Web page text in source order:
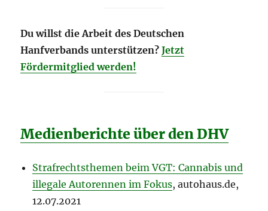
Du willst die Arbeit des Deutschen
Hanfverbands unterstützen?Jetzt
Fördermitglied werden!
Medienberichte über den DHV
Strafrechtsthemen beim VGT: Cannabis und
illegale Autorennen im Fokus, autohaus.de,
12.07.2021